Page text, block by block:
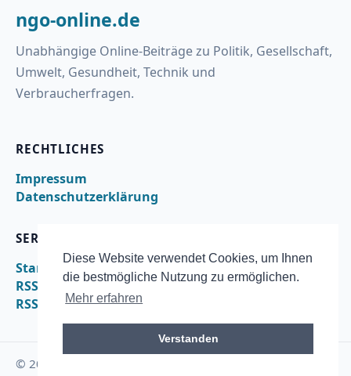
Diese Website verwendet Cookies, um Ihnen
die bestmögliche Nutzung zu ermöglichen.
Mehr erfahren
Verstanden
ngo-online.de
Unabhängige Online-Beiträge zu Politik, Gesellschaft,
Umwelt, Gesundheit, Technik und
Verbraucherfragen.
RECHTLICHES
Impressum
Datenschutzerklärung
SERVICE
Startseite
RSS
RSS – nachrichten
© 2026 ngo-online.de